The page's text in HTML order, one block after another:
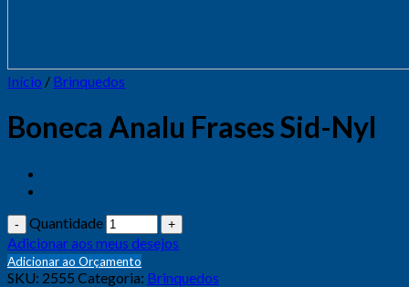
Início / Brinquedos
Boneca Analu Frases Sid-Nyl
Quantidade
Adicionar aos meus desejos
Adicionar ao Orçamento
SKU: 2555 Categoria: Brinquedos